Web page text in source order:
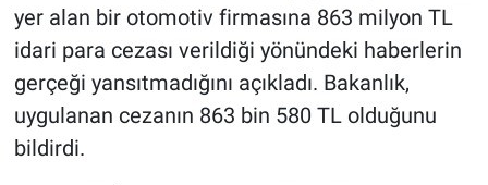
yer alan bir otomotiv firmasına 863 milyon TL
idari para cezası verildiği yönündeki haberlerin
gerçeği yansıtmadığını açıkladı. Bakanlık,
uygulanan cezanın 863 bin 580 TL olduğunu
bildirdi.